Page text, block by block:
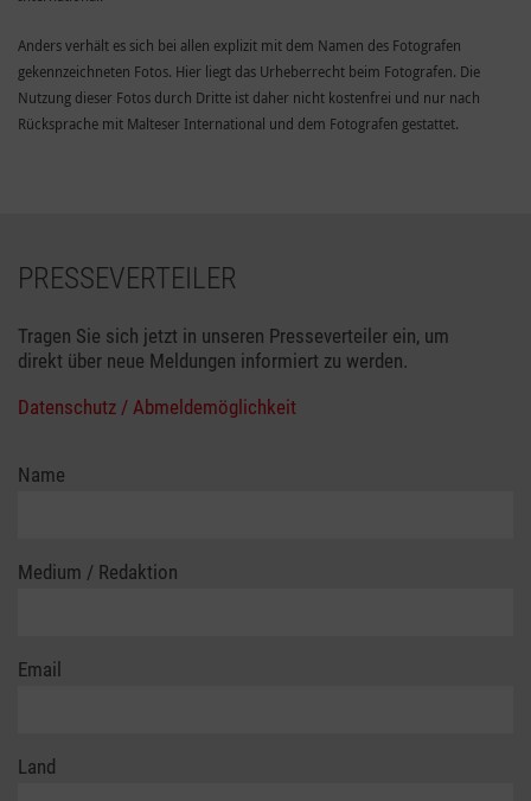
Anders verhält es sich bei allen explizit mit dem Namen des Fotografen
gekennzeichneten Fotos. Hier liegt das Urheberrecht beim Fotografen. Die
Nutzung dieser Fotos durch Dritte ist daher nicht kostenfrei und nur nach
Rücksprache mit Malteser International und dem Fotografen gestattet.
PRESSEVERTEILER
Tragen Sie sich jetzt in unseren Presseverteiler ein, um
direkt über neue Meldungen informiert zu werden.
Datenschutz / Abmeldemöglichkeit
Name
Medium / Redaktion
Email
Land